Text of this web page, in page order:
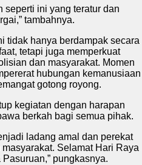
seperti ini yang teratur dan
tambahnya.
tidak hanya berdampak secara
tetapi juga memperkuat
dan masyarakat. Momen
hubungan kemanusiaan
gotong royong.
kegiatan dengan harapan
berkah bagi semua pihak.
ladang amal dan perekat
Selamat Hari Raya
pungkasnya.